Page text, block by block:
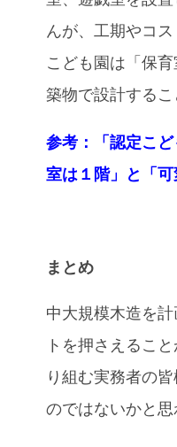
んが、工期やコ
こども園は「保
築物で設計するこ
参考：「認定こ
室は１階」と「
まとめ
中大規模木造を
トを押さえるこ
り組む実務者の
のではないかと思